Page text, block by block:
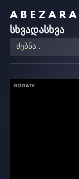
ABEZARA
სხვადასხვა